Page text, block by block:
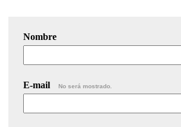
Nombre
E-mail No será mostrado.